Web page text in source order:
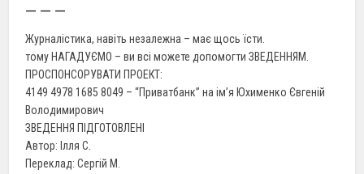
— — —
Журналістика, навіть незалежна – має щось їсти.
тому НАГАДУЄМО – ви всі можете допомогти ЗВЕДЕННЯМ.
ПРОСПОНСОРУВАТИ ПРОЕКТ:
4149 4978 1685 8049 – “Приватбанк” на ім’я Юхименко Євгеній
Володимирович
ЗВЕДЕННЯ ПІДГОТОВЛЕНІ
Автор: Ілля С.
Переклад: Сергій М.